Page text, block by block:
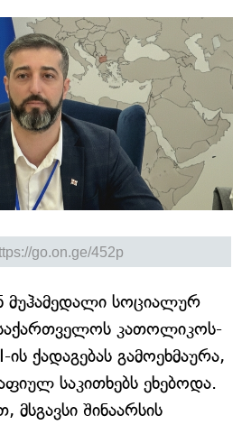
მუჰამედალი სოციალურ
კათოლიკოს-
ქადაგებას გამოეხმაურა,
საკითხებს ეხებოდა.
მსგავსი შინაარსის